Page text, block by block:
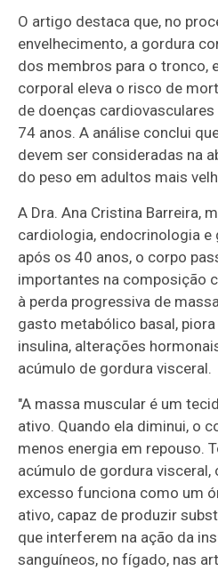
O artigo destaca que, no
envelhecimento, a gordura
dos membros para o tronco,
corporal eleva o risco de
de doenças
74 anos. A análise conclui
devem ser consideradas na
do peso em adultos mais
A Dra. Ana Cristina Barreira,
cardiologia, endocrinologia e
após os 40 anos, o corpo
importantes na composição
à perda progressiva de
gasto metabólico basal,
insulina, alterações
acúmulo de gordura visceral.
"A massa muscular é um
ativo. Quando ela diminui, o
menos energia em repouso.
acúmulo de gordura
excesso funciona como um
ativo, capaz de produzir
que interferem na ação da
sanguíneos, no fígado, nas